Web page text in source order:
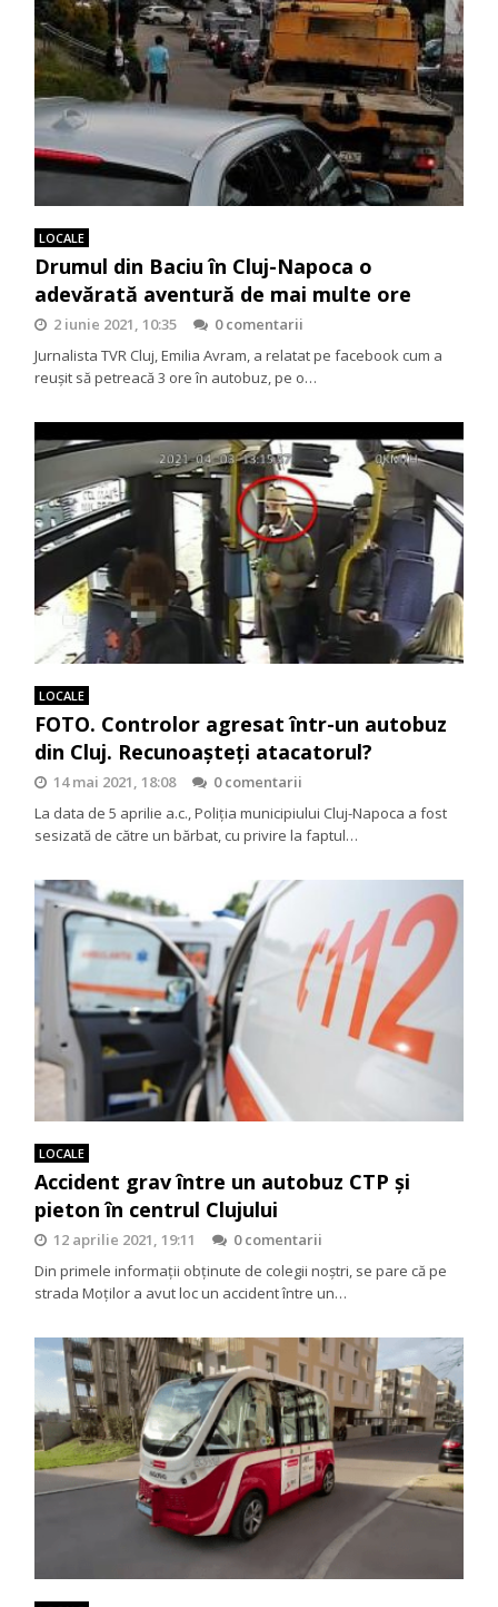
LOCALE
Drumul din Baciu în Cluj-Napoca o
adevărată aventură de mai multe ore
2 iunie 2021, 10:35
0 comentarii
Jurnalista TVR Cluj, Emilia Avram, a relatat pe facebook cum a
reușit să petreacă 3 ore în autobuz, pe o…
LOCALE
FOTO. Controlor agresat într-un autobuz
din Cluj. Recunoașteți atacatorul?
14 mai 2021, 18:08
0 comentarii
La data de 5 aprilie a.c., Poliția municipiului Cluj-Napoca a fost
sesizată de către un bărbat, cu privire la faptul…
LOCALE
Accident grav între un autobuz CTP și
pieton în centrul Clujului
12 aprilie 2021, 19:11
0 comentarii
Din primele informații obținute de colegii noștri, se pare că pe
strada Moților a avut loc un accident între un…